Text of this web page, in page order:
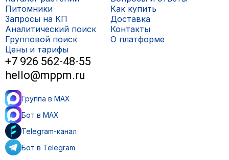
Питомники
Запросы на КП
Аналитический поиск
Групповой поиск
Цены и тарифы
Как купить
Доставка
Контакты
О платформе
+7 926 562-48-55
hello@mppm.ru
Группа в MAX
Бот в MAX
Telegram-канал
Бот в Telegram